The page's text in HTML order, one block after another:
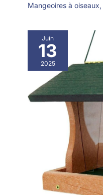
Mangeoires à oiseaux,
Juin
13
2025